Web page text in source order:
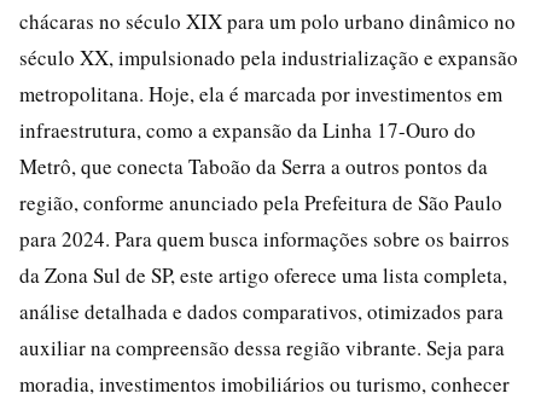
chácaras no século XIX para um polo urbano dinâmico no
século XX, impulsionado pela industrialização e expansão
metropolitana. Hoje, ela é marcada por investimentos em
infraestrutura, como a expansão da Linha 17-Ouro do
Metrô, que conecta Taboão da Serra a outros pontos da
região, conforme anunciado pela Prefeitura de São Paulo
para 2024. Para quem busca informações sobre os bairros
da Zona Sul de SP, este artigo oferece uma lista completa,
análise detalhada e dados comparativos, otimizados para
auxiliar na compreensão dessa região vibrante. Seja para
moradia, investimentos imobiliários ou turismo, conhecer